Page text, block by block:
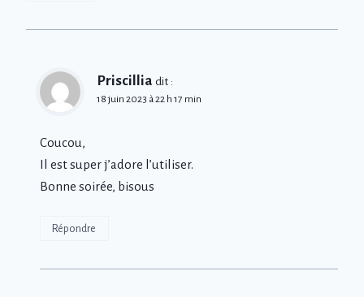
Priscillia dit :
18 juin 2023 à 22 h 17 min
Coucou,
Il est super j’adore l’utiliser.
Bonne soirée, bisous
Répondre